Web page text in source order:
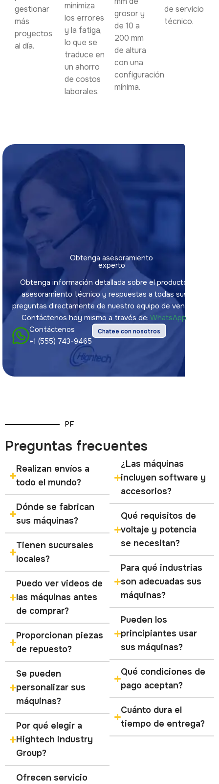
gestionar
más
proyectos
al día.
minimiza
los errores
y la fatiga,
lo que se
traduce en
un ahorro
de costos
laborales.
grosor y
de 10 a
200 mm
de altura
con una
configuración
mínima.
de servicio
técnico.
Obtenga asesoramiento
experto
Obtenga información detallada sobre el producto,
asesoramiento técnico y respuestas a todas sus
preguntas directamente de nuestro equipo de ventas.
Contáctenos hoy mismo a través de:WhatsApp.
Contáctenos
+1 (555) 743-9465
Chatee con nosotros
PF
Preguntas frecuentes
Realizan envíos a
todo el mundo?
Dónde se fabrican
sus máquinas?
Tienen sucursales
locales?
Puedo ver videos de
las máquinas antes
de comprar?
Proporcionan piezas
de repuesto?
Se pueden
personalizar sus
máquinas?
Por qué elegir a
Hightech Industry
Group?
Ofrecen servicio
¿Las máquinas
incluyen software y
accesorios?
Qué requisitos de
voltaje y potencia
se necesitan?
Para qué industrias
son adecuadas sus
máquinas?
Pueden los
principiantes usar
sus máquinas?
Qué condiciones de
pago aceptan?
Cuánto dura el
tiempo de entrega?